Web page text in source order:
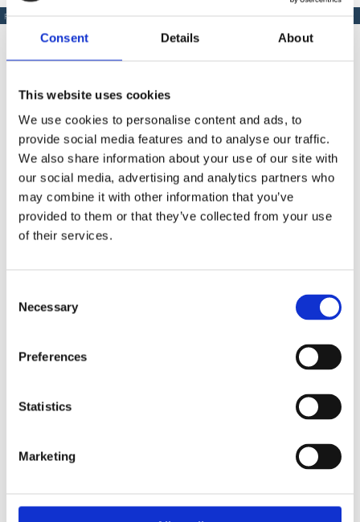
Consent Details About
This website uses cookies
We use cookies to personalise content and ads, to
provide social media features and to analyse our traffic.
We also share information about your use of our site with
our social media, advertising and analytics partners who
may combine it with other information that you’ve
provided to them or that they’ve collected from your use
of their services.
Selection
Necessary
Preferences
Statistics
Marketing
PRODUSE SIMILARE
COD BT0002035
Extensie pistol airless Bisonte PAZ 30 cm.